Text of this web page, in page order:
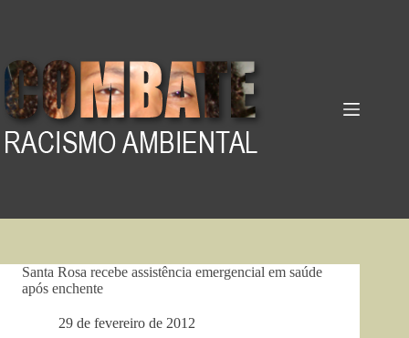
Santa Rosa recebe assistência emergencial em saúde
após enchente
29 de fevereiro de 2012